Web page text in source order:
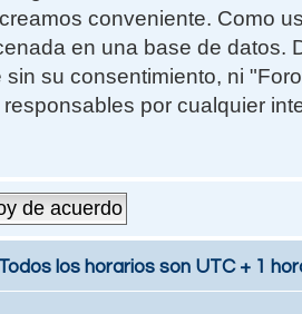
conveniente. Como
en una base de datos.
su consentimiento, ni
por cualquier
los horarios son UTC + 1